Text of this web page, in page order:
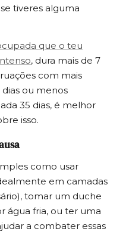
tiveres alguma
que o teu
, dura mais de 7
com mais
ou menos
35 dias, é melhor
isso.
como usar
em camadas
tomar um duche
água fria, ou ter uma
a combater essas